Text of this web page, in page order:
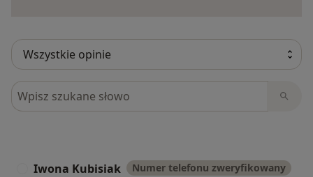
Szukaj w opiniach
Iwona Kubisiak Numer telefonu zweryfikowany